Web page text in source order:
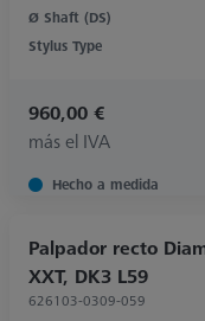
Ø Shaft (DS)
Stylus Type
960,00 €
más el IVA
Hecho a medida
Palpador recto
XXT, DK3 L59
626103-0309-059